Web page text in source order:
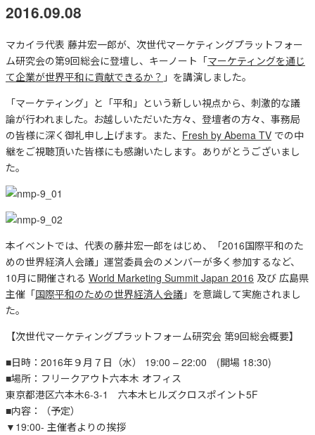
2016.09.08
マカイラ代表 藤井宏一郎が、次世代マーケティングプラットフォー
ム研究会の第9回総会に登壇し、キーノート「マーケティングを通じ
て企業が世界平和に貢献できるか？ 」を講演しました。
「マーケティング」と「平和」という新しい視点から、刺激的な議
論が行われました。お越しいただいた方々、登壇者の方々、事務局
の皆様に深く御礼申し上げます。また、 Fresh by Abema TV での中
継をご視聴頂いた皆様にも感謝いたします。ありがとうございまし
た。
本イベントでは、代表の藤井宏一郎をはじめ、「2016国際平和のた
めの世界経済人会議」運営委員会のメンバーが多く参加するなど、
10月に開催される World Marketing Summit Japan 2016 及び 広島県
主催「国際平和のための世界経済人会議 」を意識して実施されまし
た。
【次世代マーケティングプラットフォーム研究会 第9回総会概要】
■日時：2016年９月７日（水） 19:00 – 22:00 (開場 18:30)
■場所：フリークアウト六本木 オフィス
東京都港区六本木6-3-1 六本木ヒルズクロスポイント5F
■内容：（予定）
▼19:00- 主催者よりの挨拶